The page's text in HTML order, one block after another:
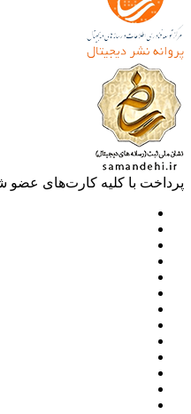
با کلیه کارت‌های عضو